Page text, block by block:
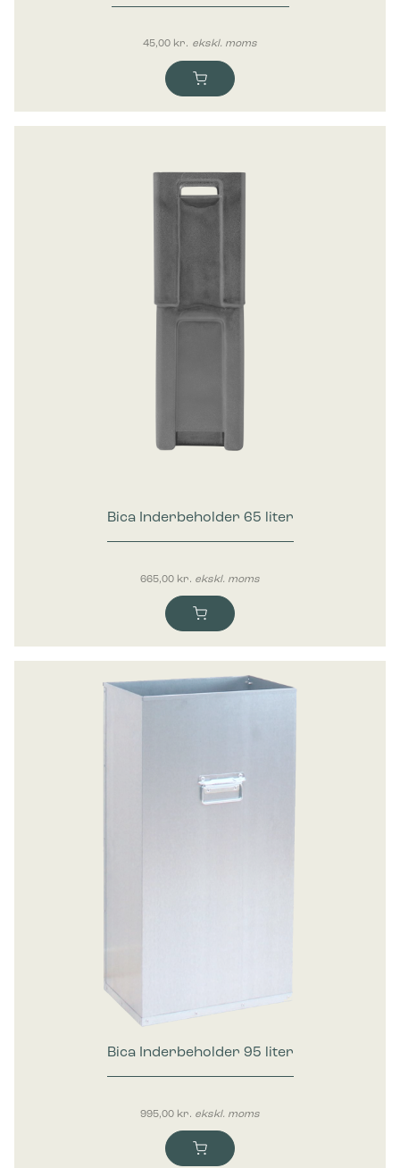
45,00 kr. ekskl. moms
Bica Inderbeholder 65 liter
665,00 kr. ekskl. moms
Bica Inderbeholder 95 liter
995,00 kr. ekskl. moms